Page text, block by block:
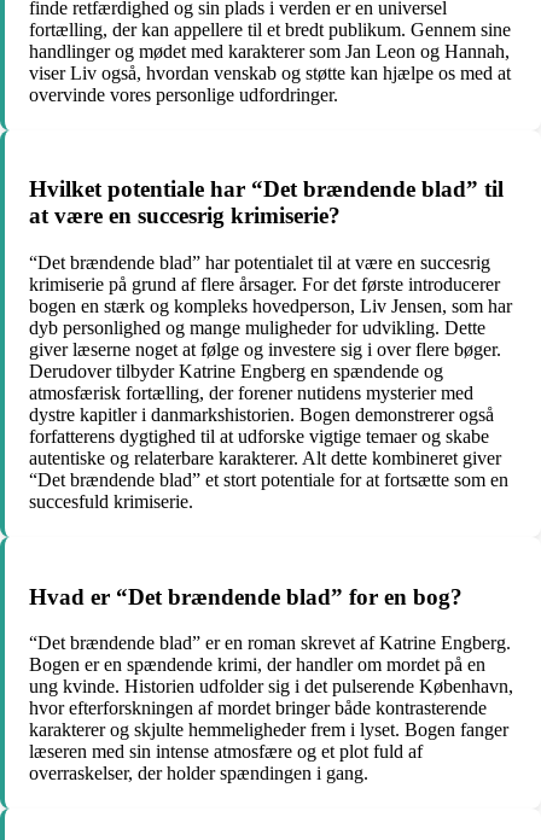
finde retfærdighed og sin plads i verden er en universel
fortælling, der kan appellere til et bredt publikum. Gennem sine
handlinger og mødet med karakterer som Jan Leon og Hannah,
viser Liv også, hvordan venskab og støtte kan hjælpe os med at
overvinde vores personlige udfordringer.
Hvilket potentiale har “Det brændende blad” til
at være en succesrig krimiserie?
“Det brændende blad” har potentialet til at være en succesrig
krimiserie på grund af flere årsager. For det første introducerer
bogen en stærk og kompleks hovedperson, Liv Jensen, som har
dyb personlighed og mange muligheder for udvikling. Dette
giver læserne noget at følge og investere sig i over flere bøger.
Derudover tilbyder Katrine Engberg en spændende og
atmosfærisk fortælling, der forener nutidens mysterier med
dystre kapitler i danmarkshistorien. Bogen demonstrerer også
forfatterens dygtighed til at udforske vigtige temaer og skabe
autentiske og relaterbare karakterer. Alt dette kombineret giver
“Det brændende blad” et stort potentiale for at fortsætte som en
succesfuld krimiserie.
Hvad er “Det brændende blad” for en bog?
“Det brændende blad” er en roman skrevet af Katrine Engberg.
Bogen er en spændende krimi, der handler om mordet på en
ung kvinde. Historien udfolder sig i det pulserende København,
hvor efterforskningen af mordet bringer både kontrasterende
karakterer og skjulte hemmeligheder frem i lyset. Bogen fanger
læseren med sin intense atmosfære og et plot fuld af
overraskelser, der holder spændingen i gang.